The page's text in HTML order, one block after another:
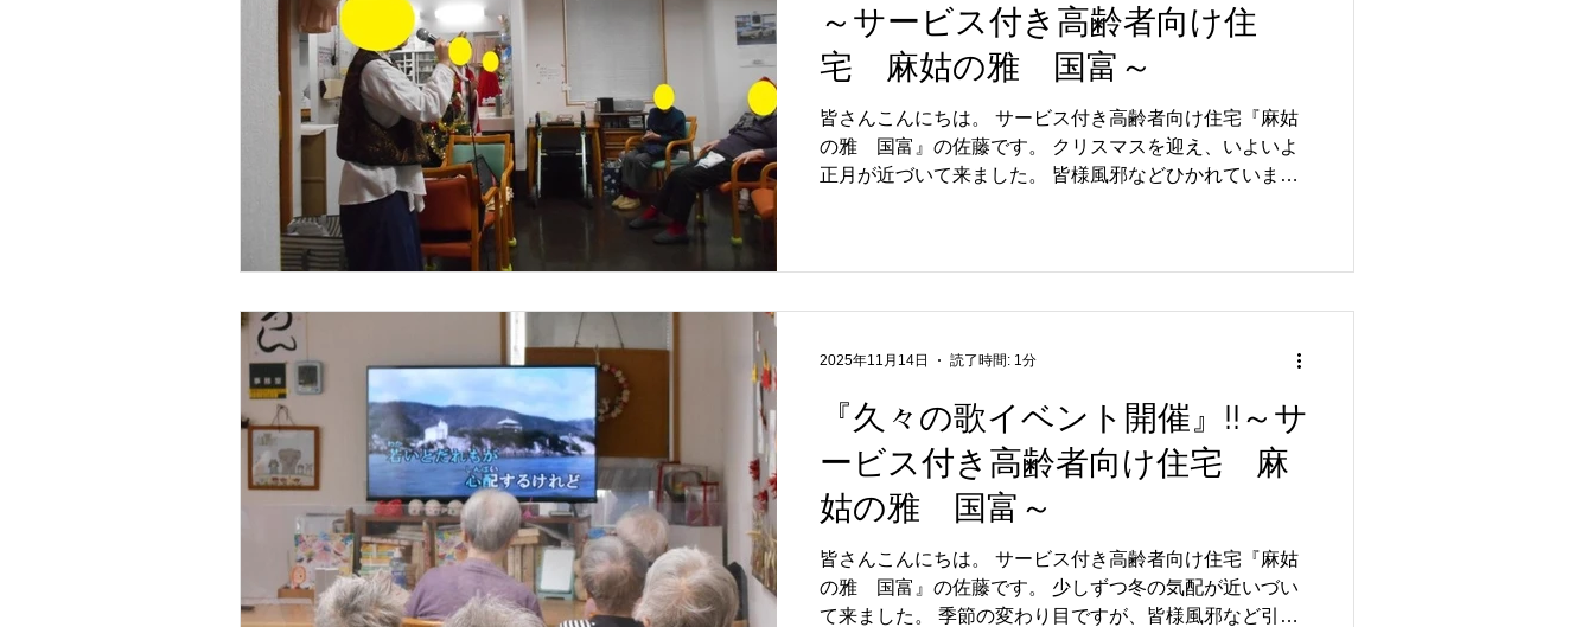
出来たらと思います。 詳しくは… サービス付き高齢者向
け住宅(特定施設入居者生活介護)『麻姑の雅国富』 岡山市
中区国富792-1 電話番号…086-201-3335 担当…山下・佐
～サービス付き高齢者向け住
宅 麻姑の雅 国富～
皆さんこんにちは。 サービス付き高齢者向け住宅『麻姑
の雅 国富』の佐藤です。 クリスマスを迎え、いよいよ
正月が近づいて来ました。 皆様風邪などひかれていませ
られ、皆様再開に盛り上がりました。 その後、おやつで
上がりの内に終了。 (^_-)-☆ 来月は、干支にちなんだ何か
を作るということで、担当者が色々と準備中です。 次回
のブログでは、その時の様子をお届け出来たらと思いま
す。 詳しくは… サービス付き高齢者向け住宅(特定施設入
居者生活介護)『麻姑の雅国富』 岡山市中区国富792-1 電
話番号…086-201-3335 担当…山下・佐藤
『久々の歌イベント開催』!!～サ
ービス付き高齢者向け住宅 麻
姑の雅 国富～
皆さんこんにちは。 サービス付き高齢者向け住宅『麻姑
の雅 国富』の佐藤です。 少しずつ冬の気配が近いづい
て来ました。 季節の変わり目ですが、皆様風邪など引か
2025年11月14日 読了時間: 1分